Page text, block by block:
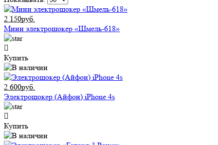
2 150руб.
Мини электрошокер «Шмель-618»
Купить
2 600руб.
Электрошокер (Айфон) iPhone 4s
Купить